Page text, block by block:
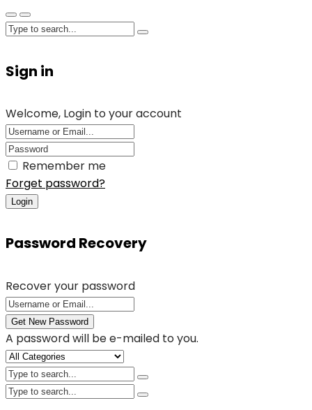
Sign in
Welcome, Login to your account
Remember me
Forget password?
Login
Password Recovery
Recover your password
Get New Password
A password will be e-mailed to you.